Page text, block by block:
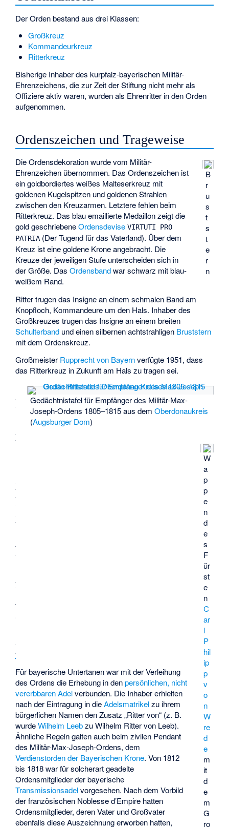
Der Orden bestand aus drei Klassen:
Großkreuz
Kommandeurkreuz
Ritterkreuz
Bisherige Inhaber des kurpfalz-bayerischen Militär-
Ehrenzeichens, die zur Zeit der Stiftung nicht mehr als
Offiziere aktiv waren, wurden als Ehrenritter in den Orden
aufgenommen.
Ordenszeichen und Trageweise
B
r
u
s
t
s
t
e
r
n
Die Ordensdekoration wurde vom Militär-
Ehrenzeichen übernommen. Das Ordenszeichen ist
ein goldbordiertes weißes Malteserkreuz mit
goldenen Kugelspitzen und goldenen Strahlen
zwischen den Kreuzarmen. Letztere fehlen beim
Ritterkreuz. Das blau emaillierte Medaillon zeigt die
gold geschriebeneOrdensdevise VIRTUTI PRO
PATRIA (Der Tugend für das Vaterland). Über dem
Kreuz ist eine goldene Krone angebracht. Die
Kreuze der jeweiligen Stufe unterscheiden sich in
der Größe. DasOrdensbandwar schwarz mit blau-
weißem Rand.
Ritter trugen das Insigne an einem schmalen Band am
Knopfloch, Kommandeure um den Hals. Inhaber des
Großkreuzes trugen das Insigne an einem breiten
Schulterband und einen silbernen achtstrahligen Bruststern
mit dem Ordenskreuz.
Großmeister Rupprecht von Bayernverfügte 1951, dass
das Ritterkreuz in Zukunft am Hals zu tragen sei.
Gedächtnistafel für Empfänger des Militär-Max-
Joseph-Ordens 1805–1815 aus dem Oberdonaukreis
(Augsburger Dom)
W
a
p
p
e
n
d
e
s
F
ür
st
e
n
C
ar
l
P
hil
ip
p
v
o
n
W
re
d
e
m
it
d
e
m
G
ro
P
r
n
l
i
h
r
A
l
Für bayerische Untertanen war mit der Verleihung
des Ordens die Erhebung in denpersönlichen, nicht
vererbbaren Adelverbunden. Die Inhaber erhielten
nach der Eintragung in dieAdelsmatrikelzu ihrem
bürgerlichen Namen den Zusatz „Ritter von“ (z. B.
wurdeWilhelm Leebzu Wilhelm Ritter von Leeb).
Ähnliche Regeln galten auch beim zivilen Pendant
des Militär-Max-Joseph-Ordens, dem
Verdienstorden der Bayerischen Krone. Von 1812
bis 1818 war für solcherart geadelte
Ordensmitglieder der bayerische
Transmissionsadelvorgesehen. Nach dem Vorbild
der französischen Noblesse d’Empire hatten
Ordensmitglieder, deren Vater und Großvater
ebenfalls diese Auszeichnung erworben hatten,